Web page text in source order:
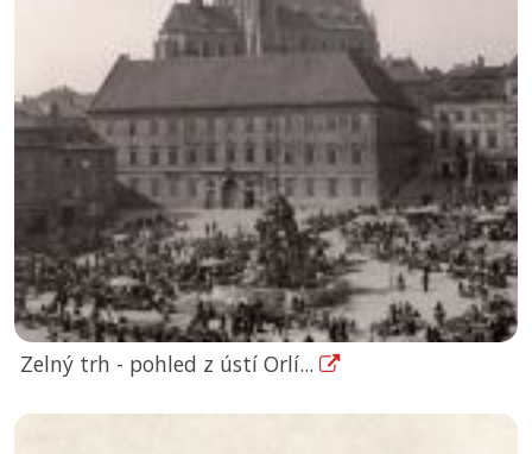
Zelný trh - pohled z ústí Orlí...